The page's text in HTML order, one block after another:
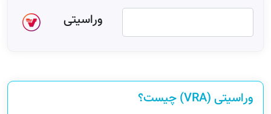
وراسیتی
وراسیتی (VRA) چیست؟